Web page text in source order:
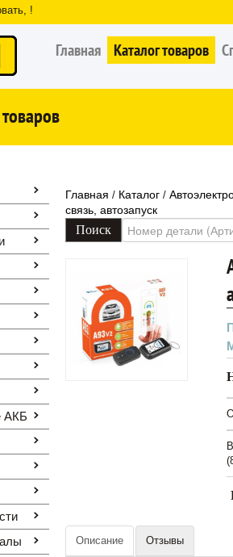
!
Главная Каталог товаров
АКБ
Главная / Каталог /
связь, автозапуск
Описание Отзывы